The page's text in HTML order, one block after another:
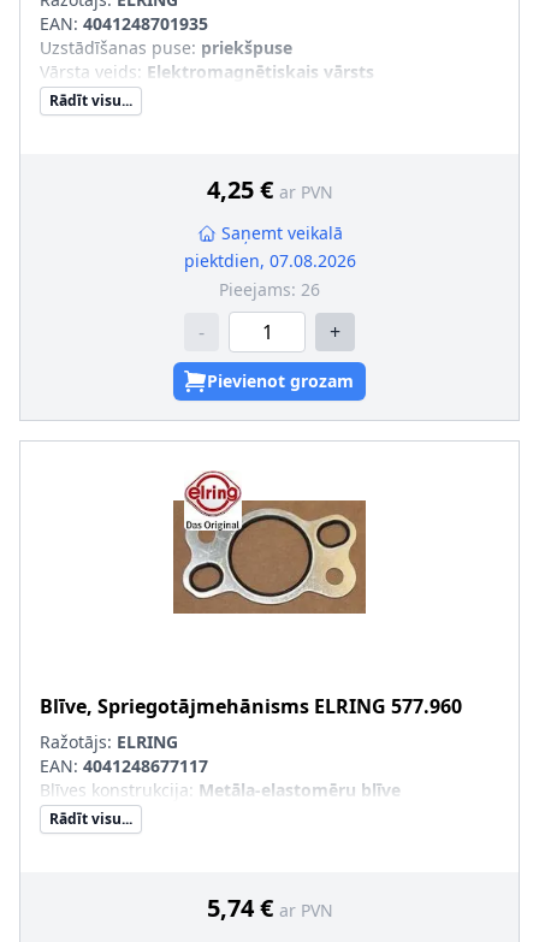
EAN: 4041248701935
Uzstādīšanas puse: priekšpuse
Vārsta veids: Elektromagnētiskais vārsts
Rādīt visu...
4,25 € ar PVN
Saņemt veikalā
piektdien, 07.08.2026
Pieejams: 26
- +
Pievienot grozam
Blīve, Spriegotājmehānisms ELRING 577.960
Ražotājs: ELRING
EAN: 4041248677117
Blīves konstrukcija: Metāla-elastomēru blīve
Rādīt visu...
5,74 € ar PVN